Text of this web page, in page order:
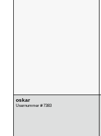
oskar
Usernummer # 7383